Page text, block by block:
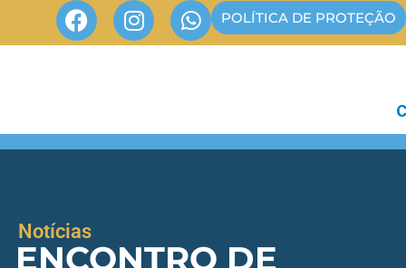
POLÍTICA DE PROTEÇÃO
Notícias
ENCONTRO DE